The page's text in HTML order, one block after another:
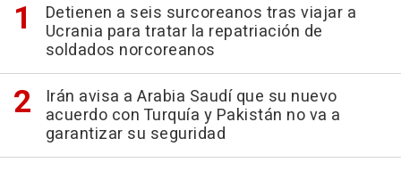
Detienen a seis surcoreanos tras viajar a
Ucrania para tratar la repatriación de
soldados norcoreanos
Irán avisa a Arabia Saudí que su nuevo
acuerdo con Turquía y Pakistán no va a
garantizar su seguridad